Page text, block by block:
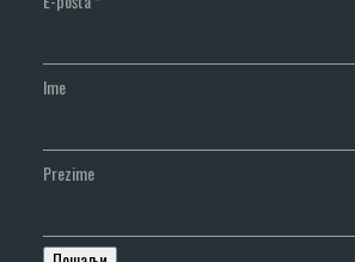
Ime
Prezime